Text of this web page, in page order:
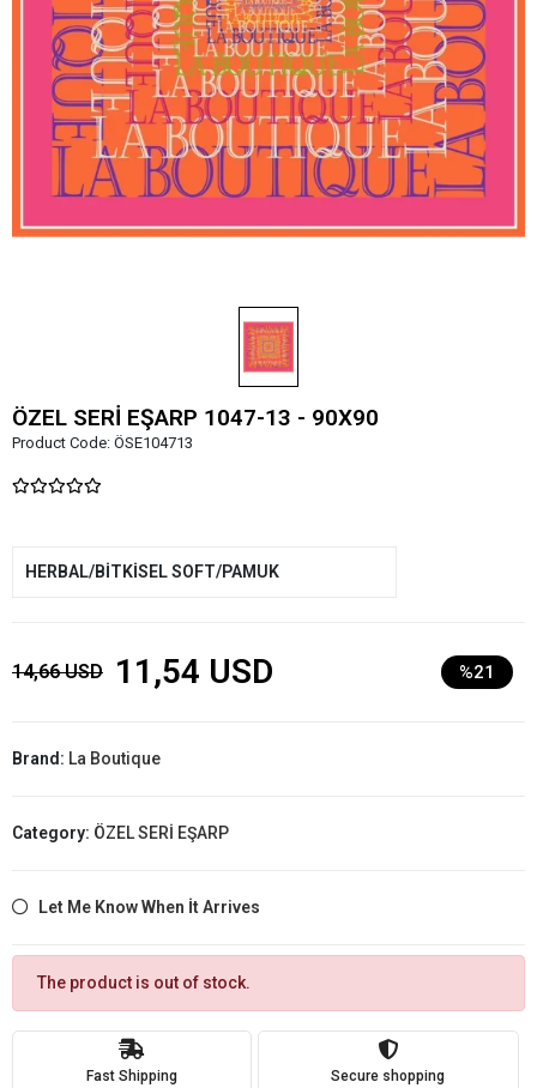
ÖZEL SERİ EŞARP 1047-13 - 90X90
Product Code: ÖSE104713
HERBAL/BİTKİSEL SOFT/PAMUK
14,66 USD 11,54 USD %21
Brand: La Boutique
Category: ÖZEL SERİ EŞARP
Let Me Know When İt Arrives
The product is out of stock.
Fast Shipping Secure shopping